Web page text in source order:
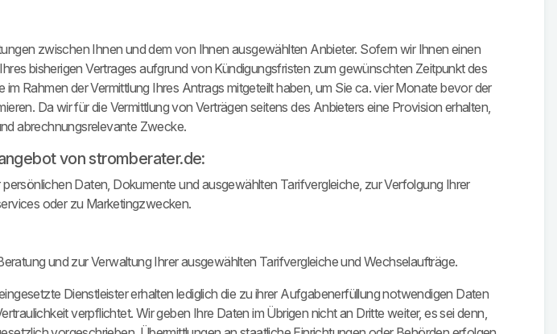
zwischen Ihnen und dem von Ihnen ausgewählten Anbieter. Sofern wir Ihnen einen
bisherigen Vertrages aufgrund von Kündigungsfristen zum gewünschten Zeitpunkt des
Rahmen der Vermittlung Ihres Antrags mitgeteilt haben, um Sie ca. vier Monate bevor der
Da wir für die Vermittlung von Verträgen seitens des Anbieters eine Provision erhalten,
abrechnungsrelevante Zwecke.
von stromberater.de:
Daten, Dokumente und ausgewählten Tarifvergleiche, zur Verfolgung Ihrer
oder zu Marketingzwecken.
und zur Verwaltung Ihrer ausgewählten Tarifvergleiche und Wechselaufträge.
Dienstleister erhalten lediglich die zu ihrer Aufgabenerfüllung notwendigen Daten
verpflichtet. Wir geben Ihre Daten im Übrigen nicht an Dritte weiter, es sei denn,